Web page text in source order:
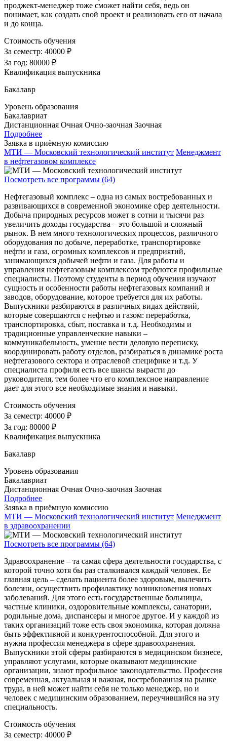
проджект-менеджер тоже сможет найти себя, ведь он
понимает, как создать свой проект и реализовать его от начала
и до конца.
Стоимость обучения
За семестр: 40000 ₽
За год: 80000 ₽
Квалификация выпускника
Бакалавр
Уровень образования
Бакалавриат
Дистанционная Очная Очно-заочная Заочная
Подробнее
Заявка в приёмную комиссию
МТИ — Московский технологический институт Менеджмент
в нефтегазовом комплексе
Посмотреть все программы (64)
Нефтегазовый комплекс – одна из самых востребованных и
развивающихся в современной экономике сфер деятельности.
Добыча природных ресурсов может в сотни и тысячи раз
увеличить доходы государства – это большой и сложный
рынок. В нем много технологических процессов, различного
оборудования по добыче, переработке, транспортировке
нефти и газа, огромных комплексов и предприятий,
занимающихся добычей нефти и газа. Для работы и
управления нефтегазовым комплексом требуются профильные
специалисты. Поэтому студенты в период обучения изучают
сущность и особенности работы нефтегазовых компаний и
заводов, оборудование, которое требуется для их работы.
Выпускники разбираются в различных видах действий,
которые совершаются с нефтью и газом: переработка,
транспортировка, сбыт, поставка и т.д. Необходимы и
традиционные управленческие навыки –
коммуникабельность, умение вести деловую переписку,
координировать работу отделов, разбираться в динамике роста
нефтегазового сектора и отраслевой специфике и т.д. У
специалиста профиля есть все шансы вырасти до
руководителя, тем более что его комплексное направление
дает для этого все необходимые знания и навыки.
Стоимость обучения
За семестр: 40000 ₽
За год: 80000 ₽
Квалификация выпускника
Бакалавр
Уровень образования
Бакалавриат
Дистанционная Очная Очно-заочная Заочная
Подробнее
Заявка в приёмную комиссию
МТИ — Московский технологический институт Менеджмент
в здравоохранении
Посмотреть все программы (64)
Здравоохранение – та самая сфера деятельности государства, с
которой точно хотя бы раз сталкивался каждый человек. Ее
главная цель – сделать пациента более здоровым, вылечить
болезни, осуществить профилактику возникновения новых
заболеваний. Для этого есть государственные больницы,
частные клиники, оздоровительные комплексы, санатории,
родильные дома, диспансеры и многое другое. И у каждой из
таких организаций тоже есть своя экономика, которая должна
быть эффективной и конкурентоспособной. Для этого и
нужна профессия менеджера в сфере здравоохранения.
Выпускники этой сферы разбираются в медицинском бизнесе,
управляют услугами, которые оказывают медицинские
организации, знают профильное законодательство. Профессия
современная, актуальная и важная, востребованная на рынке
труда, в ней может найти себя не только менеджер, но и
человек с медицинским образованием, переучившийся на эту
специальность.
Стоимость обучения
За семестр: 40000 ₽